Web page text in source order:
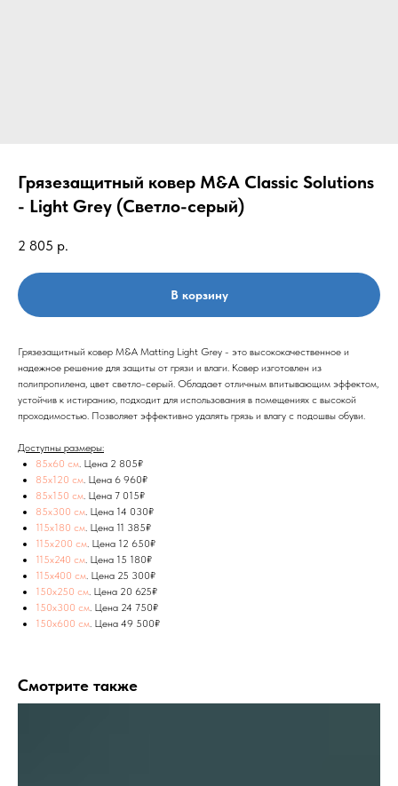
Грязезащитный ковер M&A Classic Solutions
- Light Grey (Cветло-серый)
2 805 р.
В корзину
Грязезащитный ковер M&A Matting Light Grey - это высококачественное и
надежное решение для защиты от грязи и влаги. Ковер изготовлен из
полипропилена, цвет светло-серый. Обладает отличным впитывающим эффектом,
устойчив к истиранию, подходит для использования в помещениях с высокой
проходимостью. Позволяет эффективно удалять грязь и влагу с подошвы обуви.
Доступны размеры:
85x60 см. Цена 2 805₽
85х120 см. Цена 6 960₽
85х150 см. Цена 7 015₽
85х300 см. Цена 14 030₽
115x180 см. Цена 11 385₽
115x200 см. Цена 12 650₽
115x240 см. Цена 15 180₽
115x400 см. Цена 25 300₽
150х250 см. Цена 20 625₽
150х300 см. Цена 24 750₽
150х600 см. Цена 49 500₽
Смотрите также